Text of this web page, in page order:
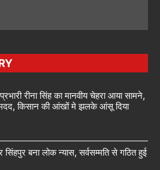
रीना सिंह का मानवीय चेहरा आया सामने,
मदद, किसान की आंखों मे झलके आंसू दिया
बना लोक न्यास, सर्वसम्मति से गठित हुई